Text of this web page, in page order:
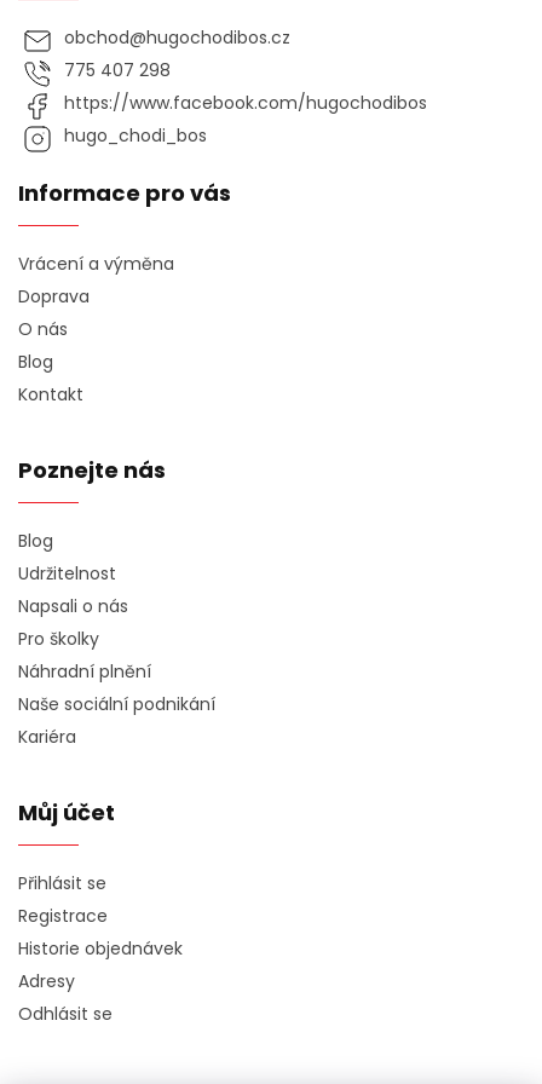
obchod@hugochodibos.cz
775 407 298
https://www.facebook.com/hugochodibos
hugo_chodi_bos
Informace pro vás
Vrácení a výměna
Doprava
O nás
Blog
Kontakt
Poznejte nás
Blog
Udržitelnost
Napsali o nás
Pro školky
Náhradní plnění
Naše sociální podnikání
Kariéra
Můj účet
Přihlásit se
Registrace
Historie objednávek
Adresy
Odhlásit se